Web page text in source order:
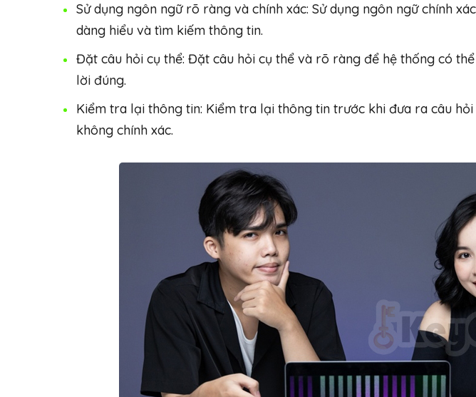
Sử dụng ngôn ngữ rõ ràng và chính xác: Sử dụng ngôn ngữ chính
dàng hiểu và tìm kiếm thông tin.
Đặt câu hỏi cụ thể: Đặt câu hỏi cụ thể và rõ ràng để hệ thống có
lời đúng.
Kiểm tra lại thông tin: Kiểm tra lại thông tin trước khi đưa ra câu
không chính xác.